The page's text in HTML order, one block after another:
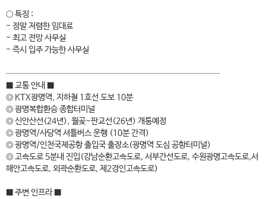
○ 특징 :
- 정말 저렴한 임대료
- 최고 전망 사무실
- 즉시 입주 가능한 사무실
──────────────────────────────
■ 교통 안내 ■
◎ KTX광명역, 지하철 1호선 도보 10분
◎ 광명복합환승 종합터미널
◎ 신안산선(24년), 월곶~판교선(26년) 개통예정
◎ 광명역/사당역 셔틀버스 운행 (10분 간격)
◎ 광명역/인천국제공항 출입국 출장소(광명역 도심 공항터미널)
◎ 고속도로 5분내 진입(강남순환고속도로, 서부간선도로, 수원광명고속도로,서
해안고속도로, 외곽순환도로, 제2경인고속도로)
■ 주변 인프라 ■